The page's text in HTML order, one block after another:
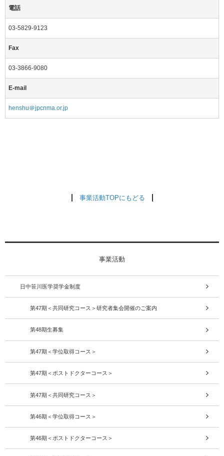
電話
03-5829-9123
Fax
03-3866-9080
E-mail
henshu＠jpcnma.or.jp
事業活動TOPにもどる
事業活動
日中笹川医学奨学金制度
第47期＜共同研究コース＞研究者集会開催のご案内
第48期生募集
第47期＜学位取得コース＞
第47期＜ポストドクターコース＞
第47期＜共同研究コース＞
第46期＜学位取得コース＞
第46期＜ポストドクターコース＞